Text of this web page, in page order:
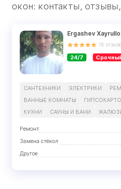
окон: контакты,
Ergashev Xayrullo
16
24/7
САНТЕХНИКИ ЭЛЕКТРИКИ
ВАННЫЕ КОМНАТЫ
КУХНИ
САУНЫ И БАНИ
Ремонт
Замена стёкол
Другое